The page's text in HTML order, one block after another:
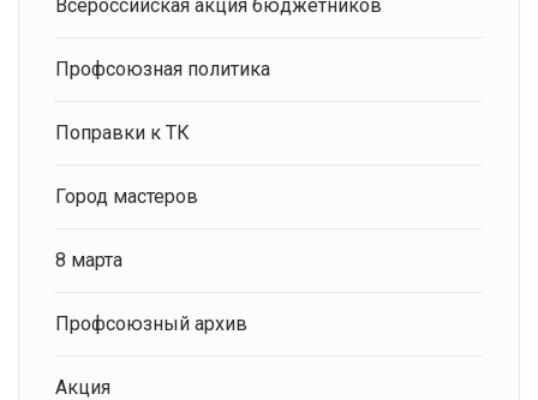
Всероссийская акция бюджетников
Профсоюзная политика
Поправки к ТК
Город мастеров
8 марта
Профсоюзный архив
Акция